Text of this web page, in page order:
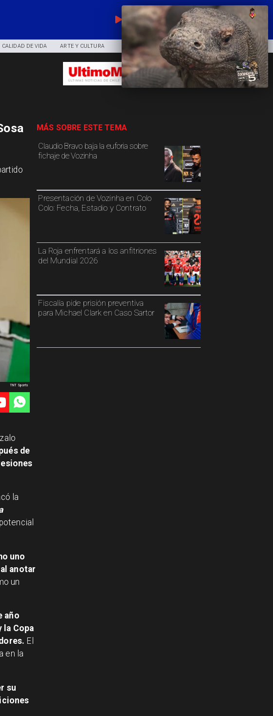
EN VIVO
CALIDAD DE VIDA ARTE Y CULTURA COMUNIDAD DEPORTES
TNT Sports
Claudio Bravo baja la euforia sobre
fichaje de Vozinha
Presentación de Vozinha en Colo
Colo: Fecha, Estadio y Contrato
La Roja enfrentará a los anfitriones
del Mundial 2026
Fiscalía pide prisión preventiva
para Michael Clark en Caso Sartor
MÁS SOBRE ESTE TEMA
de
la
uno
anotar
un
año
la Copa
El
en la
su